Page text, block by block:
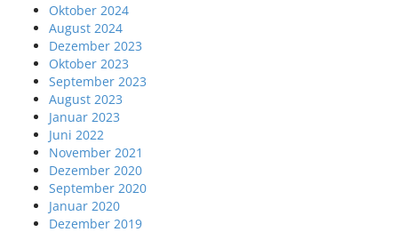
Oktober 2024
August 2024
Dezember 2023
Oktober 2023
September 2023
August 2023
Januar 2023
Juni 2022
November 2021
Dezember 2020
September 2020
Januar 2020
Dezember 2019